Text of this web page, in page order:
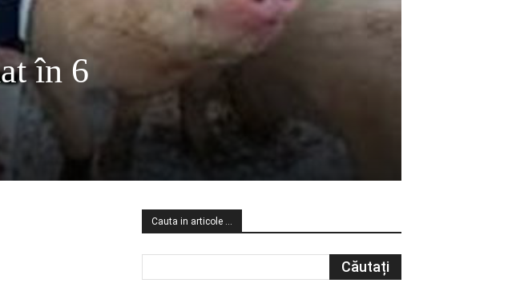
în 6
Cauta in articole …